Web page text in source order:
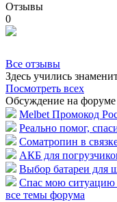
Отзывы
0
Все отзывы
Здесь учились
Посмотреть всех
Обсуждение на форуме
Melbet Промокод
Реально помог,
Соматропин в
АКБ для
Выбор батареи для
Спас мою ситуацию
все темы форума